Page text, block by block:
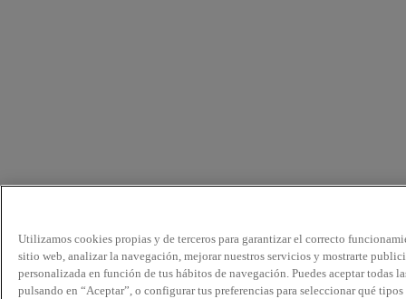
Utilizamos cookies propias y de terceros para garantizar el correcto
sitio web, analizar la navegación, mejorar nuestros servicios y mostrarte
personalizada en función de tus hábitos de navegación. Puedes aceptar todas
pulsando en “Aceptar”, o configurar tus preferencias para seleccionar qué tipos